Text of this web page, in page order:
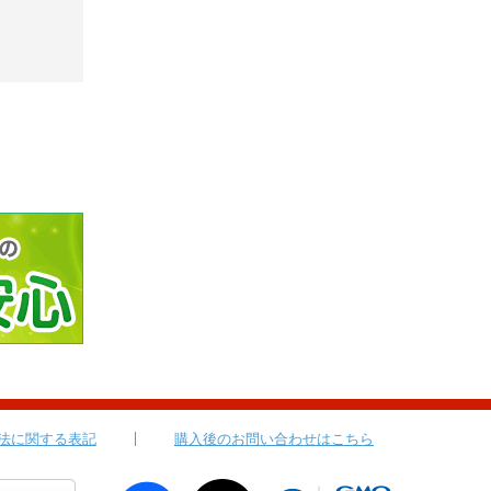
に関する表記 購入後のお問い合わせはこちら